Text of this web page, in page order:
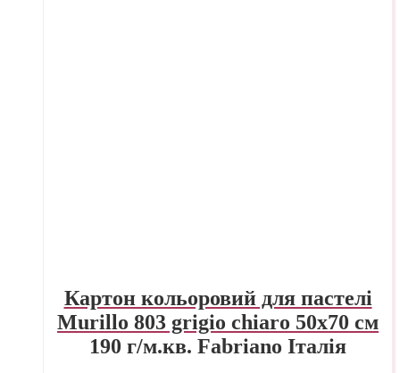
Картон кольоровий для пастелі
Murillo 803 grigio chiaro 50х70 см
190 г/м.кв. Fabriano Італія